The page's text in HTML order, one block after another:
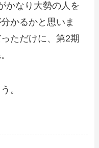
かなり大勢の人を
かるかと思いま
ただけに、第2期
。